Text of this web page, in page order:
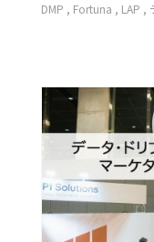
DMP Fortuna LAP